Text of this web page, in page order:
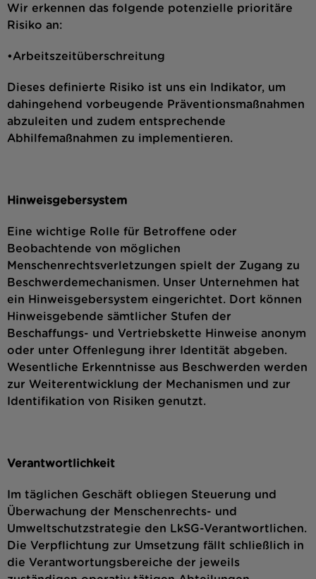
Wir erkennen das folgende potenzielle prioritäre
Risiko an:
•Arbeitszeitüberschreitung
Dieses definierte Risiko ist uns ein Indikator, um
dahingehend vorbeugende Präventionsmaßnahmen
abzuleiten und zudem entsprechende
Abhilfemaßnahmen zu implementieren.
Hinweisgebersystem
Eine wichtige Rolle für Betroffene oder
Beobachtende von möglichen
Menschenrechtsverletzungen spielt der Zugang zu
Beschwerdemechanismen. Unser Unternehmen hat
ein Hinweisgebersystem eingerichtet. Dort können
Hinweisgebende sämtlicher Stufen der
Beschaffungs- und Vertriebskette Hinweise anonym
oder unter Offenlegung ihrer Identität abgeben.
Wesentliche Erkenntnisse aus Beschwerden werden
zur Weiterentwicklung der Mechanismen und zur
Identifikation von Risiken genutzt.
Verantwortlichkeit
Im täglichen Geschäft obliegen Steuerung und
Überwachung der Menschenrechts- und
Umweltschutzstrategie den LkSG-Verantwortlichen.
Die Verpflichtung zur Umsetzung fällt schließlich in
die Verantwortungsbereiche der jeweils